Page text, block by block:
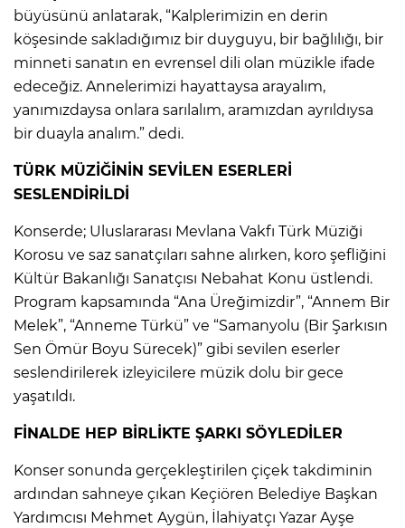
büyüsünü anlatarak, “Kalplerimizin en derin
köşesinde sakladığımız bir duyguyu, bir bağlılığı, bir
minneti sanatın en evrensel dili olan müzikle ifade
edeceğiz. Annelerimizi hayattaysa arayalım,
yanımızdaysa onlara sarılalım, aramızdan ayrıldıysa
bir duayla analım.” dedi.
TÜRK MÜZİĞİNİN SEVİLEN ESERLERİ
SESLENDİRİLDİ
Konserde; Uluslararası Mevlana Vakfı Türk Müziği
Korosu ve saz sanatçıları sahne alırken, koro şefliğini
Kültür Bakanlığı Sanatçısı Nebahat Konu üstlendi.
Program kapsamında “Ana Üreğimizdir”, “Annem Bir
Melek”, “Anneme Türkü” ve “Samanyolu (Bir Şarkısın
Sen Ömür Boyu Sürecek)” gibi sevilen eserler
seslendirilerek izleyicilere müzik dolu bir gece
yaşatıldı.
FİNALDE HEP BİRLİKTE ŞARKI SÖYLEDİLER
Konser sonunda gerçekleştirilen çiçek takdiminin
ardından sahneye çıkan Keçiören Belediye Başkan
Yardımcısı Mehmet Aygün, İlahiyatçı Yazar Ayşe